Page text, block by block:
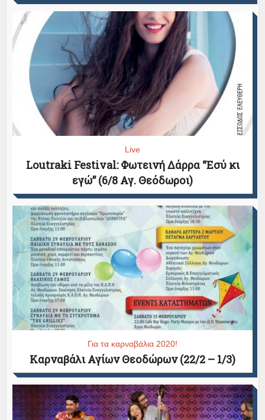
Live
Loutraki Festival: Φωτεινή Δάρρα “Εσύ κι
εγώ” (6/8 Αγ. Θεόδωροι)
Για τα καρναβάλια 2020!
Καρναβάλι Αγίων Θεοδώρων (22/2 – 1/3)